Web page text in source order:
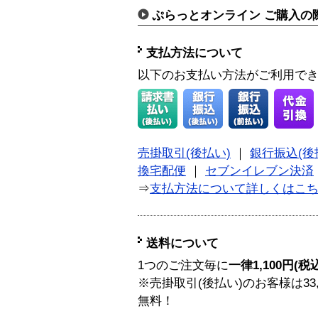
ぷらっとオンライン ご購入の
支払方法について
以下のお支払い方法がご利用で
売掛取引(後払い)
銀行振込(後
換宅配便
セブンイレブン決済
⇒支払方法について詳しくはこ
送料について
1つのご注文毎に一律1,100円(税
※売掛取引(後払い)のお客様は
無料！